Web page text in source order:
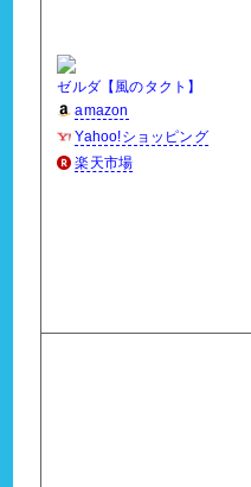
ゼルダ【風のタクト】
amazon
Yahoo!ショッピング
楽天市場